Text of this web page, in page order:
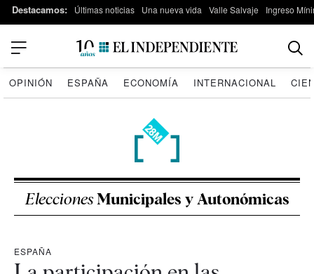
Destacamos: Últimas noticias Una nueva vida Valle Salvaje Ingreso
OPINIÓN ESPAÑA ECONOMÍA INTERNACIONAL
EleccionesMunicipales y Autonómicas
ESPAÑA